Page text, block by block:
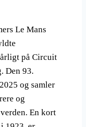
Le Mans
på Circuit
Den 93.
og samler
og
En kort